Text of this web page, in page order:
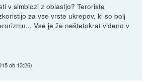
v simbiozi z oblastjo? Teroriste
za vse vrste ukrepov, ki so bolj
Vse je že neštetokrat videno v
ob 13:26)